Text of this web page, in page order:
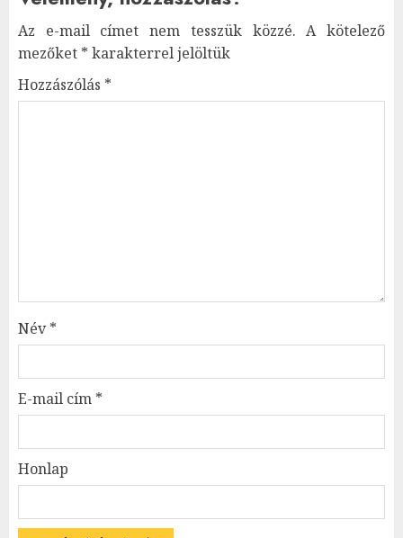
Az e-mail címet nem tesszük közzé. A kötelező
mezőket * karakterrel jelöltük
Hozzászólás *
Név*
E-mail cím *
Honlap